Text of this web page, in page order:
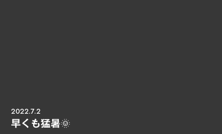
2022.7.2
早くも猛暑🌞